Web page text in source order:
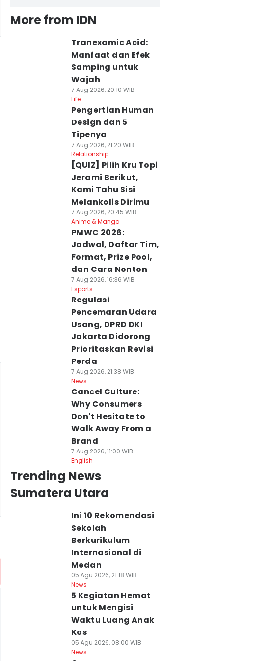
More from IDN
Tranexamic Acid:
Manfaat dan Efek
Samping untuk
Wajah
7 Aug 2026, 20:10 WIB
Life
Pengertian Human
Design dan 5
Tipenya
7 Aug 2026, 21:20 WIB
Relationship
[QUIZ] Pilih Kru Topi
Jerami Berikut,
Kami Tahu Sisi
Melankolis Dirimu
7 Aug 2026, 20:45 WIB
Anime & Manga
PMWC 2026:
Jadwal, Daftar Tim,
Format, Prize Pool,
dan Cara Nonton
7 Aug 2026, 16:36 WIB
Esports
Regulasi
Pencemaran Udara
Usang, DPRD DKI
Jakarta Didorong
Prioritaskan Revisi
Perda
7 Aug 2026, 21:38 WIB
News
Cancel Culture:
Why Consumers
Don't Hesitate to
Walk Away From a
Brand
7 Aug 2026, 11:00 WIB
English
Trending News
Sumatera Utara
Ini 10 Rekomendasi
Sekolah
Berkurikulum
Internasional di
Medan
05 Agu 2026, 21:18 WIB
News
5 Kegiatan Hemat
untuk Mengisi
Waktu Luang Anak
Kos
05 Agu 2026, 08:00 WIB
News